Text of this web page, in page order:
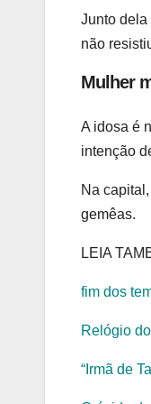
Junto dela
não
Mulher
A idosa é
intenção
Na
gemêas.
LEIA
fim dos
Relógio
“Irmã de